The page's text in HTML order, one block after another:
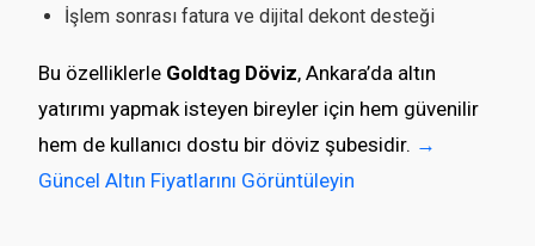
İşlem sonrası fatura ve dijital dekont desteği
Bu özelliklerle Goldtag Döviz, Ankara’da altın
yatırımı yapmak isteyen bireyler için hem güvenilir
hem de kullanıcı dostu bir döviz şubesidir. →
Güncel Altın Fiyatlarını Görüntüleyin